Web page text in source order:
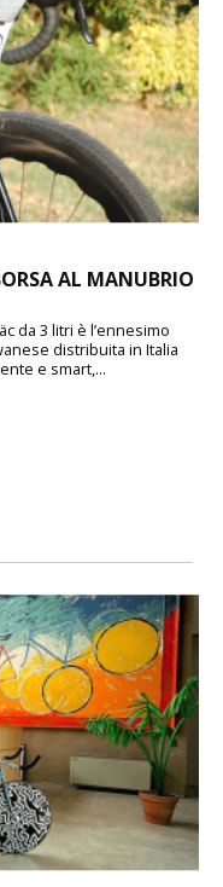
AL MANUBRIO
da 3 litri è l’ennesimo
distribuita in Italia
e smart,...